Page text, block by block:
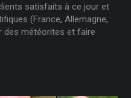
satisfaits à ce jour et
(France, Allemagne,
des météorites et faire